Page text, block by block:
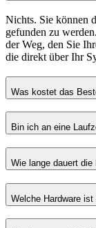
Nichts. Sie können
gefunden zu
der Weg, den Sie
die direkt über Ihr
Was kostet das
Bin ich an eine
Wie lange dauert die
Welche Hardware ist